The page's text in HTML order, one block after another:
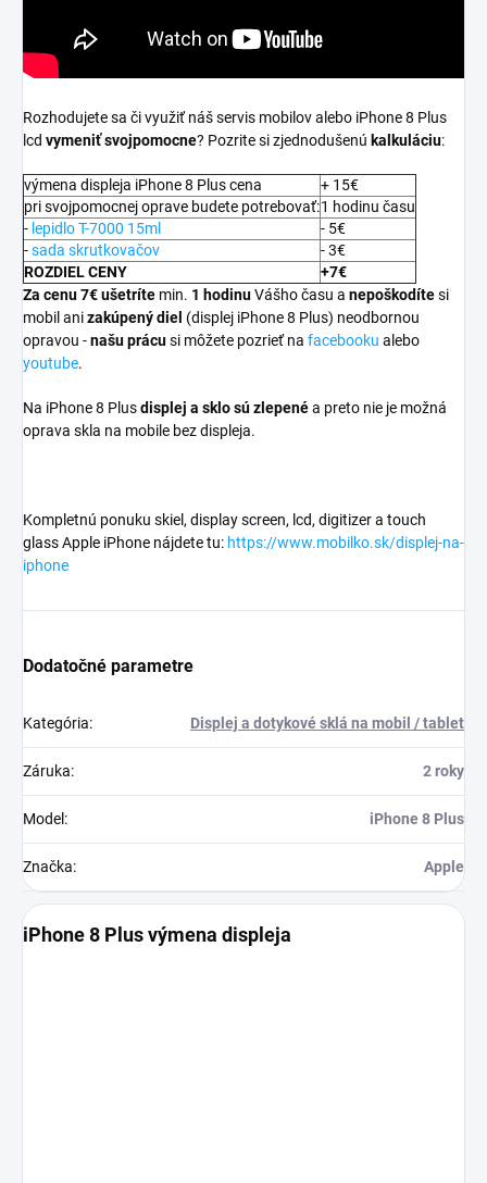
Rozhodujete sa či využiť náš servis mobilov alebo iPhone 8 Plus
lcd vymeniť svojpomocne? Pozrite si zjednodušenú kalkuláciu:
výmena displeja iPhone 8 Plus cena
+ 15€
pri svojpomocnej oprave budete potrebovať:1 hodinu času
- lepidlo T-7000 15ml
- 5€
-sada skrutkovačov
- 3€
ROZDIEL CENY
+7€
Za cenu 7€ ušetríte min. 1 hodinuVášho času a nepoškodítesi
mobil anizakúpený diel (displej iPhone 8 Plus) neodbornou
opravou -našu prácusi môžete pozrieť na facebooku alebo
youtube.
Na iPhone 8 Plusdisplej a sklo sú zlepenéa preto nie je možná
oprava skla na mobile bez displeja.
Kompletnú ponuku skiel, display screen, lcd, digitizer a touch
glass Apple iPhone nájdete tu: https://www.mobilko.sk/displej-na-
iphone
Dodatočné parametre
Kategória: Displej a dotykové sklá na mobil / tablet
Záruka: 2 roky
Model : iPhone 8 Plus
Značka: Apple
iPhone 8 Plus výmena displeja